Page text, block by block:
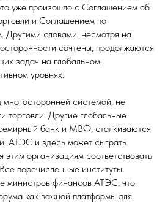
уже произошло с Соглашением об
и Соглашением по
Другими словами, несмотря на
сочтены, продолжаются
задач на глобальном,
уровнях.
системой, не
торговли. Другие глобальные
банк и МВФ, сталкиваются
АТЭС и здесь может сыграть
этим организациям соответствовать
перечисленные институты
министров финансов АТЭС, что
как важной платформы для